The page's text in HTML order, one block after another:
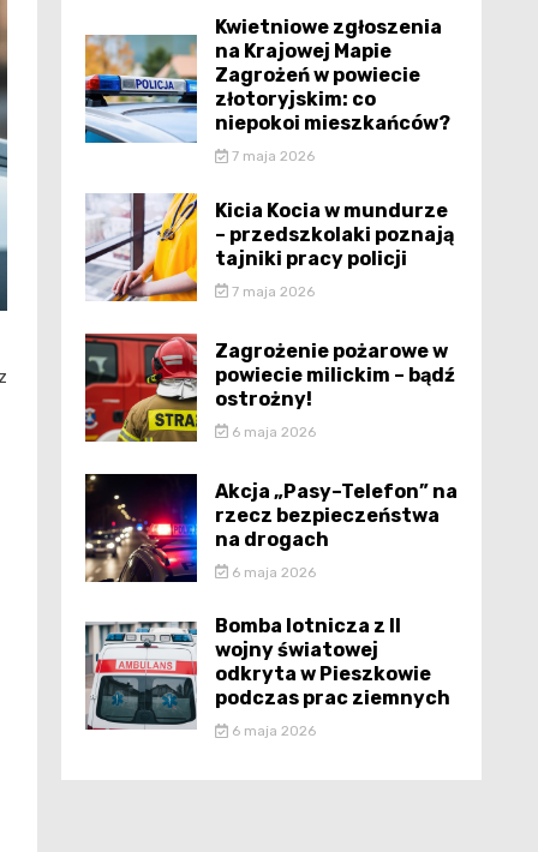
Kwietniowe zgłoszenia
na Krajowej Mapie
Zagrożeń w powiecie
złotoryjskim: co
niepokoi mieszkańców?
7 maja 2026
Kicia Kocia w mundurze
– przedszkolaki poznają
tajniki pracy policji
7 maja 2026
Zagrożenie pożarowe w
powiecie milickim – bądź
ostrożny!
6 maja 2026
Akcja „Pasy–Telefon” na
rzecz bezpieczeństwa
na drogach
6 maja 2026
Bomba lotnicza z II
wojny światowej
odkryta w Pieszkowie
podczas prac ziemnych
6 maja 2026